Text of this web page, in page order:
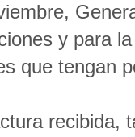
y para
que tengan
recibida,